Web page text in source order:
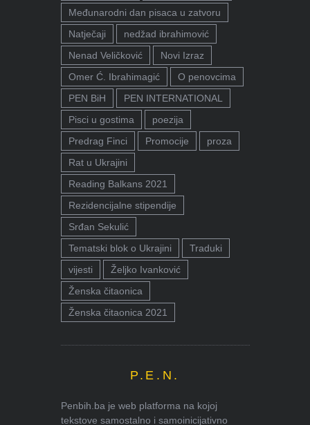
Međunarodni dan pisaca u zatvoru
Natječaji
nedžad ibrahimović
Nenad Veličković
Novi Izraz
Omer Ć. Ibrahimagić
O penovcima
PEN BiH
PEN INTERNATIONAL
Pisci u gostima
poezija
Predrag Finci
Promocije
proza
Rat u Ukrajini
Reading Balkans 2021
Rezidencijalne stipendije
Srđan Sekulić
Tematski blok o Ukrajini
Traduki
vijesti
Željko Ivanković
Ženska čitaonica
Ženska čitaonica 2021
P.E.N.
Penbih.ba je web platforma na kojoj
tekstove samostalno i samoinicijativno